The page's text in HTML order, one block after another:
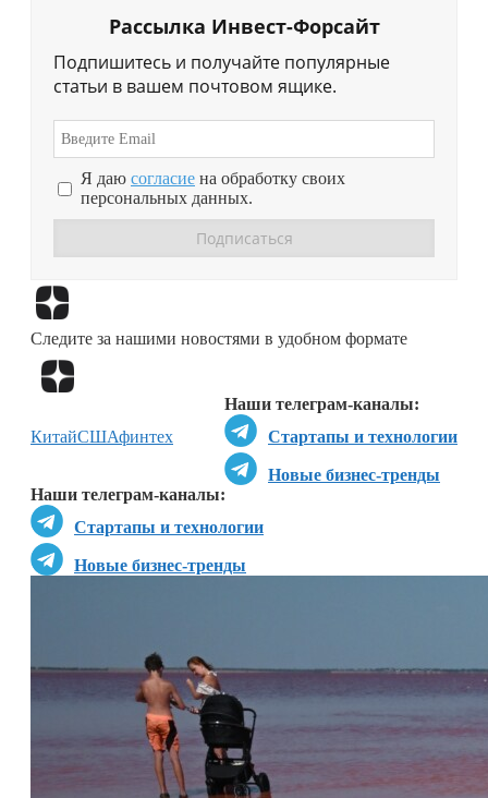
Рассылка Инвест-Форсайт
Подпишитесь и получайте популярные
статьи в вашем почтовом ящике.
Я даю согласие на обработку своих
персональных данных.
Следите за нашими новостями в удобном формате
Наши телеграм-каналы:
Стартапы и технологии
Новые бизнес-тренды
Наши телеграм-каналы:
Стартапы и технологии
Новые бизнес-тренды
КитайСШАфинтех